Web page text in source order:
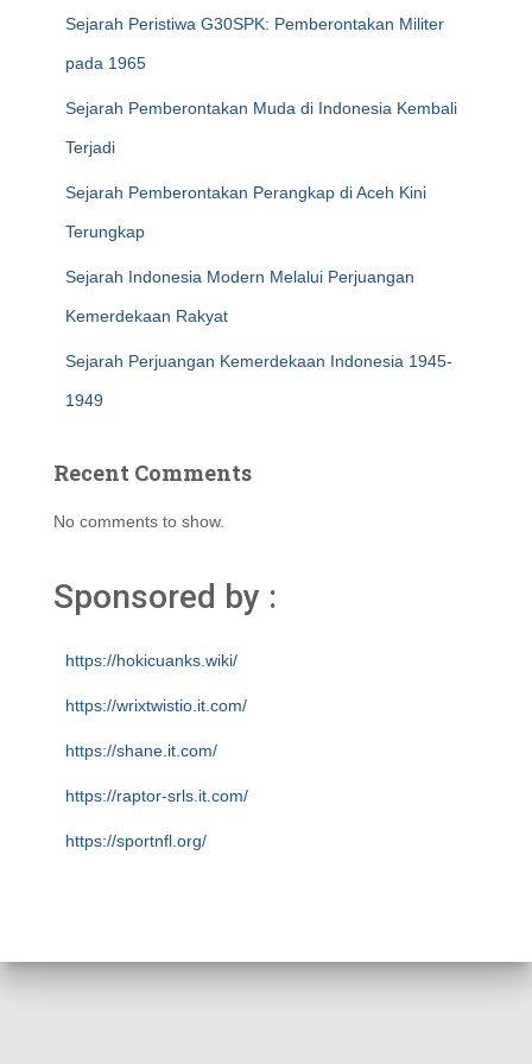
Sejarah Peristiwa G30SPK: Pemberontakan Militer
pada 1965
Sejarah Pemberontakan Muda di Indonesia Kembali
Terjadi
Sejarah Pemberontakan Perangkap di Aceh Kini
Terungkap
Sejarah Indonesia Modern Melalui Perjuangan
Kemerdekaan Rakyat
Sejarah Perjuangan Kemerdekaan Indonesia 1945-
1949
Recent Comments
No comments to show.
Sponsored by :
https://hokicuanks.wiki/
https://wrixtwistio.it.com/
https://shane.it.com/
https://raptor-srls.it.com/
https://sportnfl.org/